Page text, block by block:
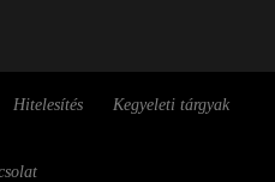
Hitelesítés Kegyeleti tárgyak